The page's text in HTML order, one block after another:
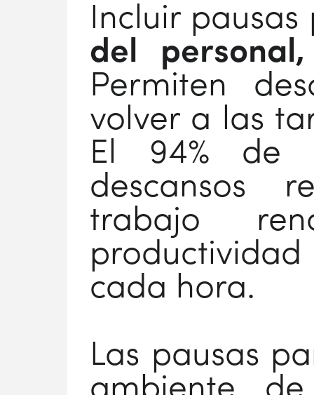
Incluir
del personal,
Permiten
volver a las
El 94% de
descansos
trabajo
productividad
cada hora.
Las pausas